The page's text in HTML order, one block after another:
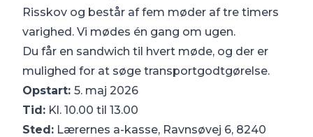
Risskov og består af fem møder af tre timers
varighed. Vi mødes én gang om ugen.
Du får en sandwich til hvert møde, og der er
mulighed for at søge transportgodtgørelse.
Opstart: 5. maj 2026
Tid: Kl. 10.00 til 13.00
Sted: Lærernes a-kasse, Ravnsøvej 6, 8240